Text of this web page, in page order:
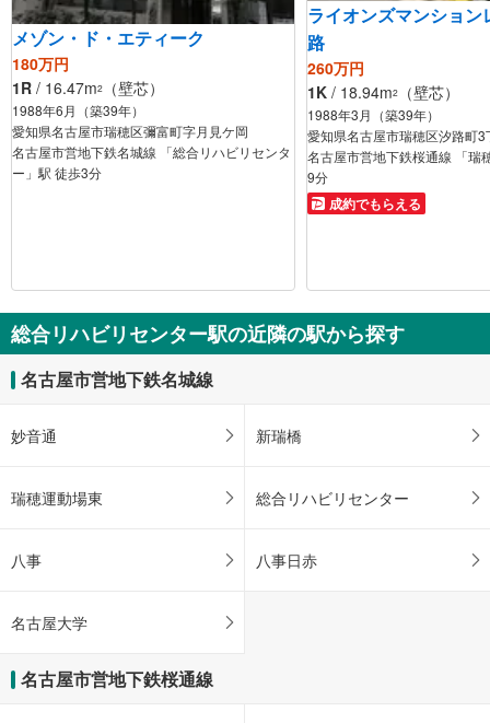
メゾン・ド・エティーク
180万円
1R / 16.47m2 （壁芯）
1988年6月（築39年）
愛知県名古屋市瑞穂区彌富町字月見ケ岡
名古屋市営地下鉄名城線 「総合リハビリセンタ
ー」駅 徒歩3分
ライオンズマンション
路
260万円
1K / 18.94m2 （壁芯）
1988年3月（築39年）
愛知県名古屋市瑞穂区汐路町3
名古屋市営地下鉄桜通線 「瑞
9分
成約でもらえる
総合リハビリセンター駅の近隣の駅から探す
名古屋市営地下鉄名城線
妙音通 新瑞橋
瑞穂運動場東 総合リハビリセンター
八事 八事日赤
名古屋大学
名古屋市営地下鉄桜通線